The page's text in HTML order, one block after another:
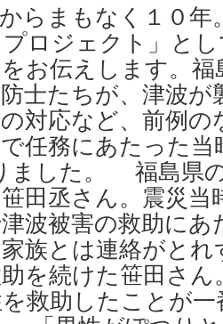
らまもなく１０
ロジェクト」と
お伝えします。
士たちが、津波が
対応など、前例
任務にあたった
ました。 福島県
田丞さん。震災当
波被害の救助に
族とは連絡がと
を続けた笹田さ
救助したことが